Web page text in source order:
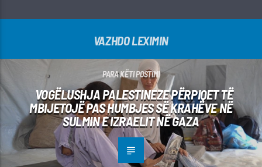
VAZHDO LEXIMIN
PARA KËTI POSTIMI
VOGËLUSHJA PALESTINEZE PËRPIQET TË
MBIJETOJË PAS HUMBJES SË KRAHËVE NË
SULMIN E IZRAELIT NË GAZA